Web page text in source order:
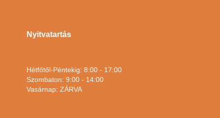
Nyitvatartás
Hétfőtől-Péntekig: 8:00 - 17:00
Szombaton: 9:00 - 14:00
Vasárnap: ZÁRVA